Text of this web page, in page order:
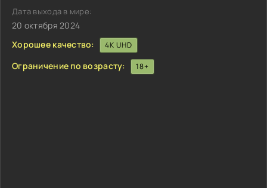
Дата выхода в мире:
20 октября 2024
Хорошее качество:
4K UHD
Ограничение по возрасту: 18+